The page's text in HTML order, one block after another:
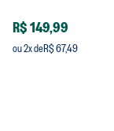
R$ 149,99
ou2x deR$ 67,49